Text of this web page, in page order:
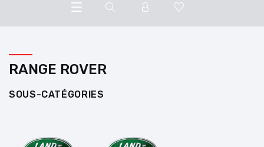
RANGE ROVER
SOUS-CATÉGORIES